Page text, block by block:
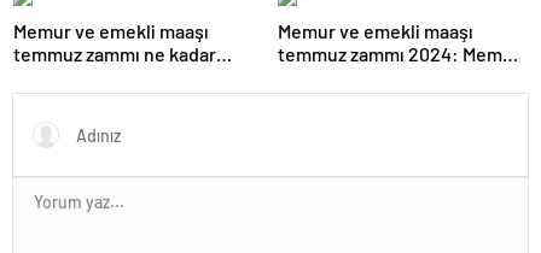
Memur ve emekli maaşı
temmuz zammı ne kadar
maaşına zam yapılacak mı?
(2024 memur ve emekli
zammı)
Memur ve emekli maaşı
temmuz zammı 2024: Memur
olacak? (Gözler 6 aylık